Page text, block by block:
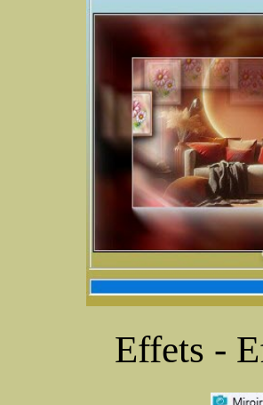
Effets -